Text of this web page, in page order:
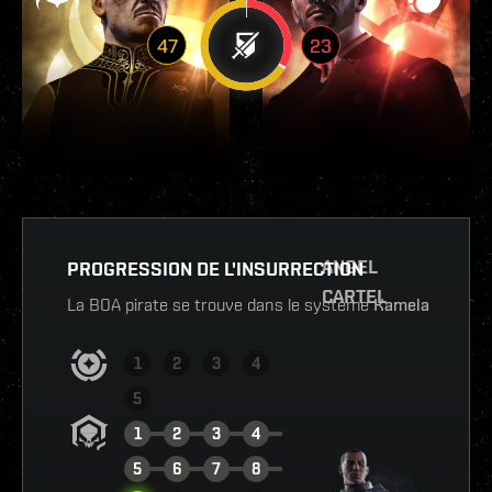
47 23
PROGRESSION DE L'INSURRECTION
La BOA pirate se trouve dans le systèmeKamela
1 2 3
4
5
1
2 3
4
5
6 7
8
ANGEL
CARTEL